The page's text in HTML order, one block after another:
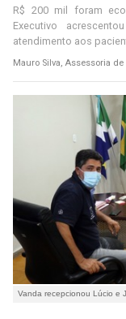
R$ 200 mil foram
Executivo
atendimento aos
Mauro Silva, Assessoria
Vanda recepcionou Lúcio e